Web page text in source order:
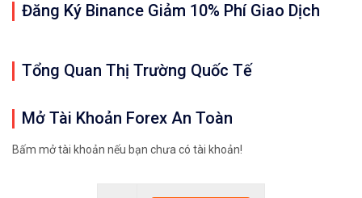
Đăng Ký Binance Giảm 10% Phí Giao Dịch
Tổng Quan Thị Trường Quốc Tế
Mở Tài Khoản Forex An Toàn
Bấm mở tài khoản nếu bạn chưa có tài khoản!